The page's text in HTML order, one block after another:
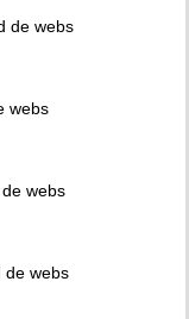
de webs
webs
webs
de webs